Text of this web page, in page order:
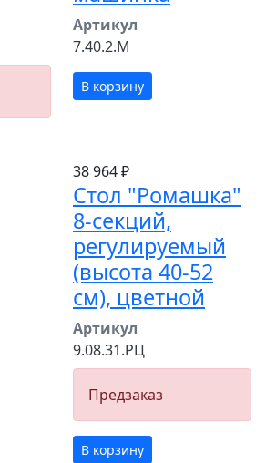
Артикул
7.40.2.М
В корзину
38 964 ₽
Стол "Ромашка"
8-секций,
регулируемый
(высота 40-52
см), цветной
Артикул
9.08.31.РЦ
Предзаказ
В корзину